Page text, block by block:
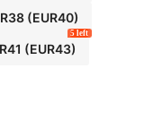
(EUR40)
(EUR43)
5 left